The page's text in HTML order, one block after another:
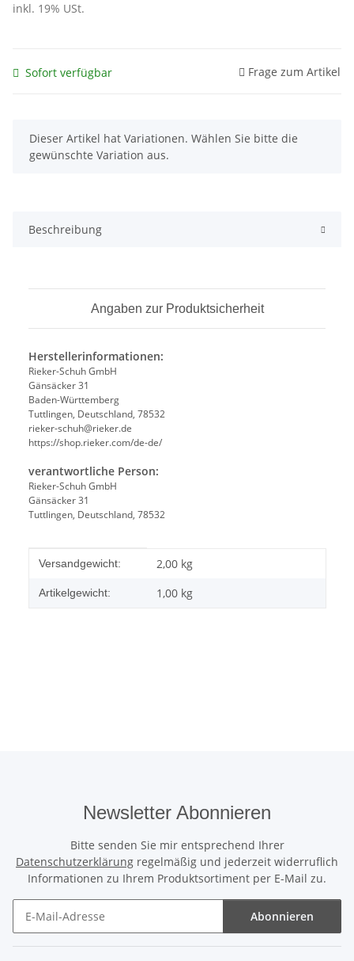
inkl. 19% USt.
Sofort verfügbar Frage zum Artikel
x
Dieser Artikel hat Variationen. Wählen Sie bitte die
gewünschte Variation aus.
Beschreibung
Angaben zur Produktsicherheit
Herstellerinformationen:
Rieker-Schuh GmbH
Gänsäcker 31
Baden-Württemberg
Tuttlingen, Deutschland, 78532
rieker-schuh@rieker.de
https://shop.rieker.com/de-de/
verantwortliche Person:
Rieker-Schuh GmbH
Gänsäcker 31
Tuttlingen, Deutschland, 78532
Produkteigenschaft
Wert
Versandgewicht: 2,00 kg
Artikelgewicht: 1,00 kg
Newsletter Abonnieren
Bitte senden Sie mir entsprechend Ihrer
Datenschutzerklärung regelmäßig und jederzeit widerruflich
Informationen zu Ihrem Produktsortiment per E-Mail zu.
Abonnieren